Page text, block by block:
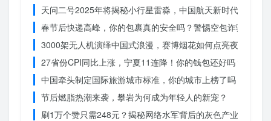
天问二号2025年将揭秘小行星雷淼，中国航天新时代即将开
春节后快递高峰，你的包裹真的安全吗？警惕空包诈骗
3000架无人机演绎中国式浪漫，赛博烟花如何点亮夜空？
27省份CPI同比上涨，宁夏11连降！你的钱包还好吗？
中国牵头制定国际旅游城市标准，你的城市上榜了吗？
节后燃脂热潮来袭，攀岩为何成为年轻人的新宠？
刷1万个赞只需248元？揭秘网络水军背后的灰色产业链